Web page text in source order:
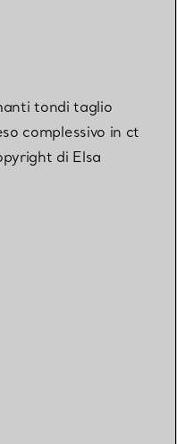
tondi taglio
complessivo in ct
di Elsa